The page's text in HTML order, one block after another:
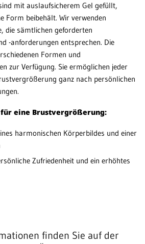
mit auslaufsicherem Gel gefüllt,
Form beibehält. Wir verwenden
die sämtlichen geforderten
-anforderungen entsprechen. Die
Formen und
zur Verfügung. Sie ermöglichen jeder
ganz nach persönlichen
eine Brustvergrößerung:
harmonischen Körperbildes und einer
Zufriedenheit und ein erhöhtes
finden Sie auf der